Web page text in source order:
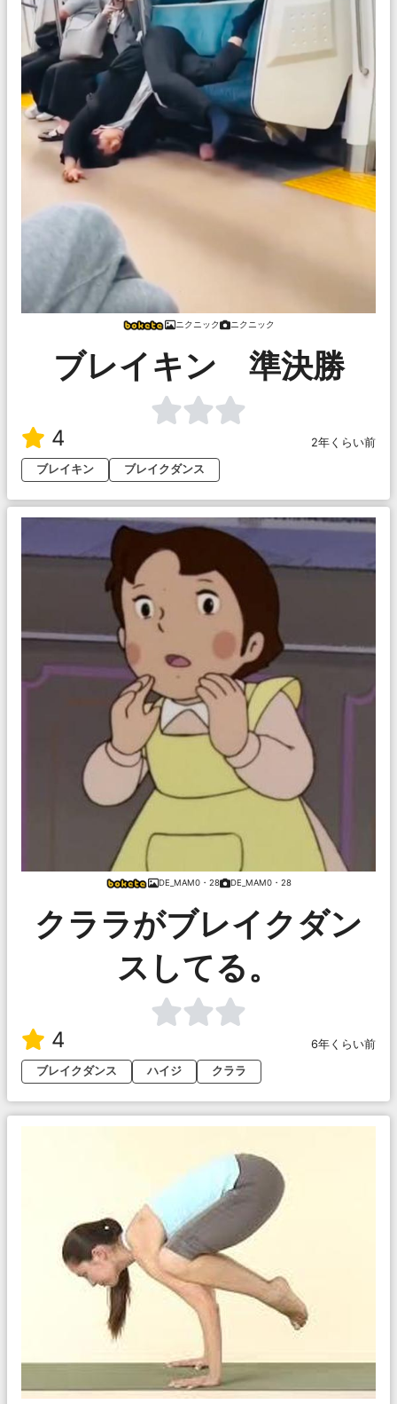
ニクニック ニクニック
ブレイキン 準決勝
4
2年くらい前
ブレイキン
ブレイクダンス
DE_MAM0・28 DE_MAM0・28
クララがブレイクダン
スしてる。
4
6年くらい前
ブレイクダンス
ハイジ クララ